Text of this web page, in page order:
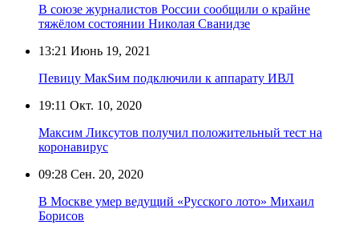
В союзе журналистов России сообщили о крайне
тяжёлом состоянии Николая Сванидзе
13:21 Июнь 19, 2021
Певицу МакSим подключили к аппарату ИВЛ
19:11 Окт. 10, 2020
Максим Ликсутов получил положительный тест на
коронавирус
09:28 Сен. 20, 2020
В Москве умер ведущий «Русского лото» Михаил
Борисов